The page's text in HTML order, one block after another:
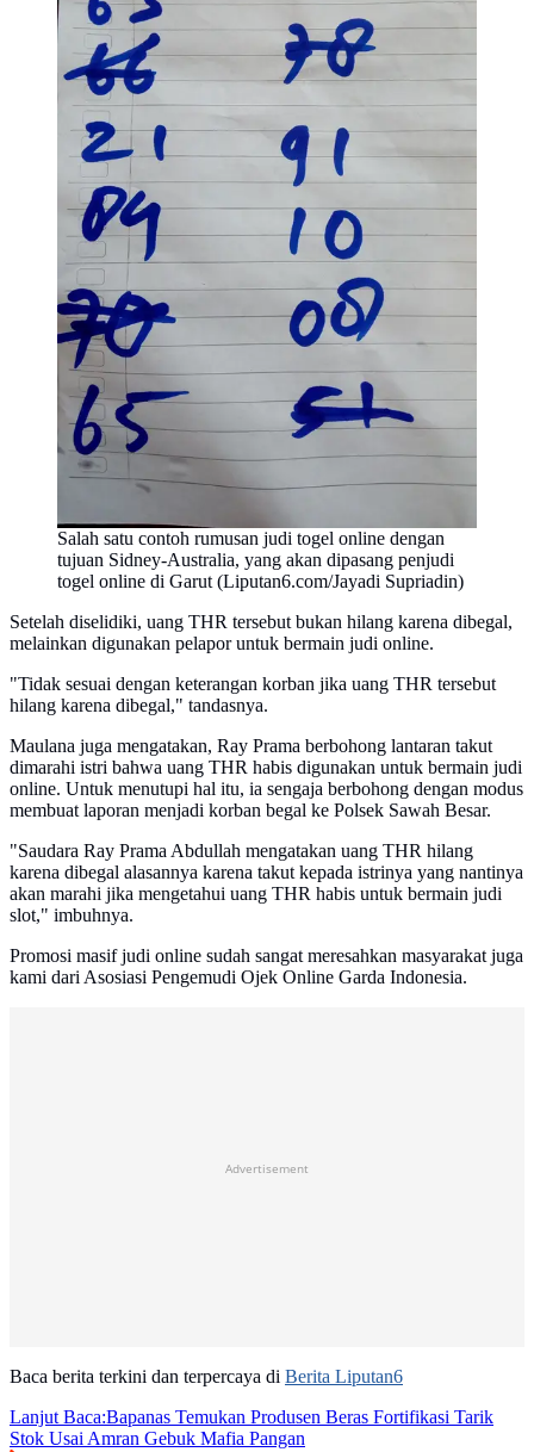
Salah satu contoh rumusan judi togel online dengan
tujuan Sidney-Australia, yang akan dipasang penjudi
togel online di Garut (Liputan6.com/Jayadi Supriadin)
Setelah diselidiki, uang THR tersebut bukan hilang karena dibegal,
melainkan digunakan pelapor untuk bermain judi online.
"Tidak sesuai dengan keterangan korban jika uang THR tersebut
hilang karena dibegal," tandasnya.
Maulana juga mengatakan, Ray Prama berbohong lantaran takut
dimarahi istri bahwa uang THR habis digunakan untuk bermain judi
online. Untuk menutupi hal itu, ia sengaja berbohong dengan modus
membuat laporan menjadi korban begal ke Polsek Sawah Besar.
"Saudara Ray Prama Abdullah mengatakan uang THR hilang
karena dibegal alasannya karena takut kepada istrinya yang nantinya
akan marahi jika mengetahui uang THR habis untuk bermain judi
slot," imbuhnya.
Promosi masif judi online sudah sangat meresahkan masyarakat juga
kami dari Asosiasi Pengemudi Ojek Online Garda Indonesia.
Advertisement
Baca berita terkini dan terpercaya di Berita Liputan6
Lanjut Baca:Bapanas Temukan Produsen Beras Fortifikasi Tarik
Stok Usai Amran Gebuk Mafia Pangan